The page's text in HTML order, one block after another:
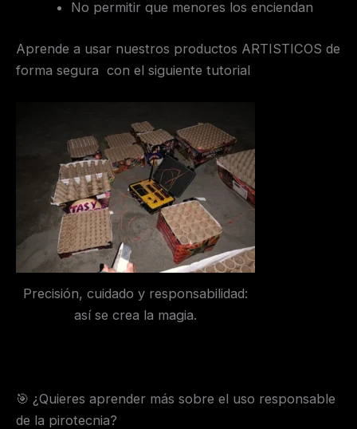
No permitir que menores los enciendan
Aprende a usar nuestros productos ARTISTICOS de
forma segura con el siguiente tutorial
Precisión, cuidado y responsabilidad:
así se crea la magia.
🎯 ¿Quieres aprender más sobre el uso responsable
de la pirotecnia?